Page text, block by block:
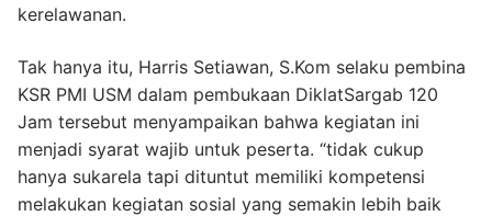
kerelawanan.
Tak hanya itu, Harris Setiawan, S.Kom selaku pembina
KSR PMI USM dalam pembukaan DiklatSargab 120
Jam tersebut menyampaikan bahwa kegiatan ini
menjadi syarat wajib untuk peserta. “tidak cukup
hanya sukarela tapi dituntut memiliki kompetensi
melakukan kegiatan sosial yang semakin lebih baik